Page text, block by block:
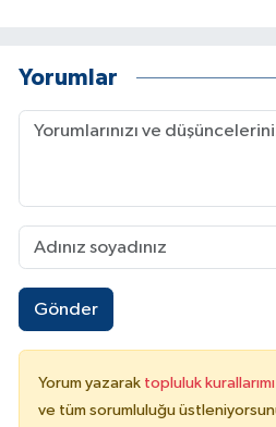
Yorumlar
Gönder
Yorum yazarak topluluk
ve tüm sorumluluğu